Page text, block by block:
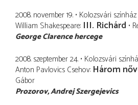
2008. november 19. Kolozsvári színház
William Shakespeare III. Richárd
George Clarence hercege
2008. szeptember 24. Kolozsvári
Anton Pavlovics Csehov Három
Gábor
Prozorov, Andrej Szergejevics